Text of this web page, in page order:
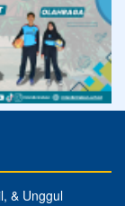
& Unggul